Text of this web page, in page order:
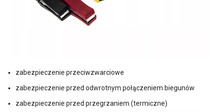
zabezpieczenie przeciwzwarciowe
zabezpieczenie przed odwrotnym połączeniem biegunów
zabezpieczenie przed przegrzaniem (termiczne)